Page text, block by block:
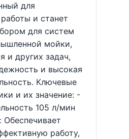
для
и станет
для систем
мойки,
и других задач,
и высокая
Ключевые
и их значение: -
105 л/мин
Обеспечивает
работу,